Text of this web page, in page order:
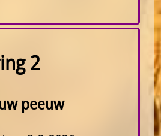
2
peeuw